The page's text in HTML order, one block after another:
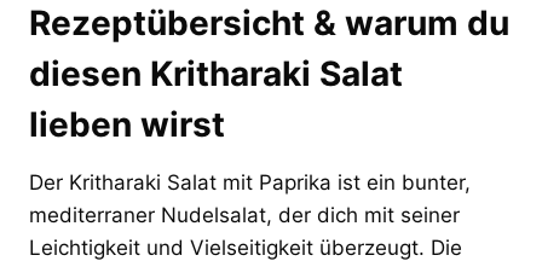
Rezeptübersicht & warum du
diesen Kritharaki Salat
lieben wirst
Der Kritharaki Salat mit Paprika ist ein bunter,
mediterraner Nudelsalat, der dich mit seiner
Leichtigkeit und Vielseitigkeit überzeugt. Die